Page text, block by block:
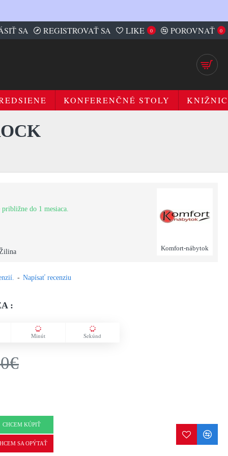
SA REGISTROVAŤ SA LIKE 0 POROVNAŤ 0
KONFERENČNÉ STOLY
do 1 mesiaca.
Komfort-nábytok
- Napísať recenziu
:
Minút Sekúnd
CHCEM KÚPIŤ
SA OPÝTAŤ